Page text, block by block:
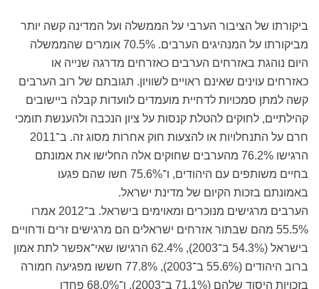
ביקורתו של הציבור הערבי על הממשלה ועל המדינה קשה יותר
מביקורתו על המנהיגים הערבים. 70.5% אומרים שהממשלה
היום נוהגת באזרחים הערבים כאזרחים מדרגה שנייה או
כאזרחים עוינים שאינם ראויים לשוויון. תגובתם של רוב הערבים
קשה למתן סמכויות לדחיית מועמדים לוועדות קבלה ביישובים
קהילתיים, לחוקים להטלת קנסות על ציון הנכבה ולהענשת תומכי
חרם על התנחלויות או להצעות חוק אחרות מסוג זה. ב־2011
הרגישו 76.2% מהערבים שחוקים אלה החלישו את אמונתם
בחיים משותפים עם היהודים, ו־75.6% חשו שהם פגעו
באמונתם בזכות הקיום של מדינת ישראל.
הערבים מרגישים מנוכרים ומאוימים בישראל. ב־2012 אמרו
55.5% מהם שבתור אזרחים ישראלים הם מרגישים זרים ודחויים
בישראל (54.3% ב־2003), 62.4% הרגישו שאי־אפשר לתת אמון
ברוב היהודים (55.6% ב־2003), 77.8% חששו מפגיעה חמורה
בזכויות היסוד שלהם (71.1% ב־2003), ו־68.0% פחדו